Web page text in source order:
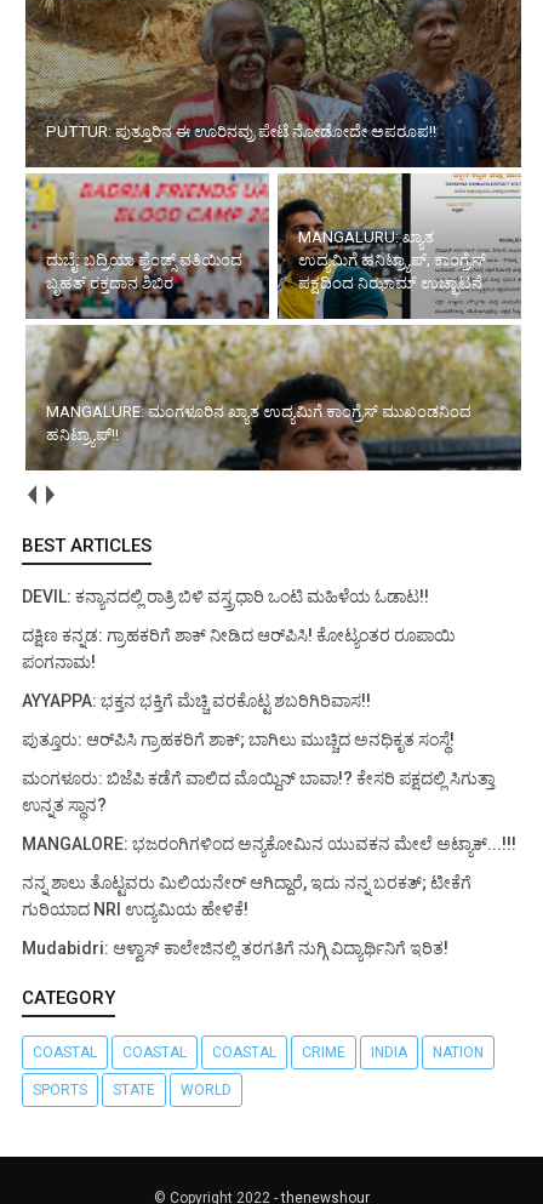
PUTTUR: ಪುತ್ತೂರಿನ ಈ ಊರಿನವ್ರು ಪೇಟೆ ನೋಡೋದೇ ಅಪರೂಪ!!
ದುಬೈ: ಬದ್ರಿಯಾ ಫ್ರೆಂಡ್ಸ್ ವತಿಯಿಂದ
ಬೃಹತ್ ರಕ್ತದಾನ ಶಿಬಿರ
MANGALURU: ಖ್ಯಾತ
ಉದ್ಯಮಿಗೆ ಹನಿಟ್ರ್ಯಾಪ್; ಕಾಂಗ್ರೆಸ್
ಪಕ್ಷದಿಂದ ನಿಝಾಮ್ ಉಚ್ಛಾಟನೆ
MANGALURE: ಮಂಗಳೂರಿನ ಖ್ಯಾತ ಉದ್ಯಮಿಗೆ ಕಾಂಗ್ರೆಸ್ ಮುಖಂಡನಿಂದ
ಹನಿಟ್ರ್ಯಾಪ್!!
BEST ARTICLES
DEVIL: ಕನ್ಯಾನದಲ್ಲಿ ರಾತ್ರಿ ಬಿಳಿ ವಸ್ತ್ರಧಾರಿ ಒಂಟಿ ಮಹಿಳೆಯ ಓಡಾಟ!!
ದಕ್ಷಿಣ ಕನ್ನಡ: ಗ್ರಾಹಕರಿಗೆ ಶಾಕ್ ನೀಡಿದ ಆರ್‌ಪಿಸಿ! ಕೋಟ್ಯಂತರ ರೂಪಾಯಿ
ಪಂಗನಾಮ!
AYYAPPA: ಭಕ್ತನ ಭಕ್ತಿಗೆ ಮೆಚ್ಚಿ ವರಕೊಟ್ಟ ಶಬರಿಗಿರಿವಾಸ!!
ಪುತ್ತೂರು: ಆರ್‌ಪಿಸಿ ಗ್ರಾಹಕರಿಗೆ ಶಾಕ್; ಬಾಗಿಲು ಮುಚ್ಚಿದ ಅನಧಿಕೃತ ಸಂಸ್ಥೆ!
ಮಂಗಳೂರು: ಬಿಜೆಪಿ ಕಡೆಗೆ ವಾಲಿದ ಮೊಯ್ದಿನ್ ಬಾವಾ!? ಕೇಸರಿ ಪಕ್ಷದಲ್ಲಿ ಸಿಗುತ್ತಾ
ಉನ್ನತ ಸ್ಥಾನ?
MANGALORE: ಭಜರಂಗಿಗಳಿಂದ ಅನ್ಯಕೋಮಿನ ಯುವಕನ ಮೇಲೆ ಅಟ್ಯಾಕ್...!!!
ನನ್ನ ಶಾಲು ತೊಟ್ಟವರು ಮಿಲಿಯನೇರ್ ಆಗಿದ್ದಾರೆ, ಇದು ನನ್ನ ಬರಕತ್; ಟೀಕೆಗೆ
ಗುರಿಯಾದ NRI ಉದ್ಯಮಿಯ ಹೇಳಿಕೆ!
Mudabidri: ಆಳ್ವಾಸ್ ಕಾಲೇಜಿನಲ್ಲಿ ತರಗತಿಗೆ ನುಗ್ಗಿ ವಿದ್ಯಾರ್ಥಿನಿಗೆ ಇರಿತ!
CATEGORY
COASTAL COASTAL COASTAL CRIME INDIA NATION
SPORTS STATE WORLD
© Copyright 2022 -thenewshour